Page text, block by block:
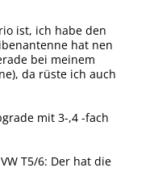
ist, ich habe den
hat nen
bei meinem
da rüste ich auch
mit 3-,4 -fach
T5/6: Der hat die